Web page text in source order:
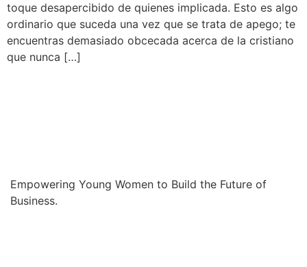
toque desapercibido de quienes implicada. Esto es algo
ordinario que suceda una vez que se trata de apego; te
encuentras demasiado obcecada acerca de la cristiano
que nunca […]
Empowering Young Women to Build the Future of
Business.